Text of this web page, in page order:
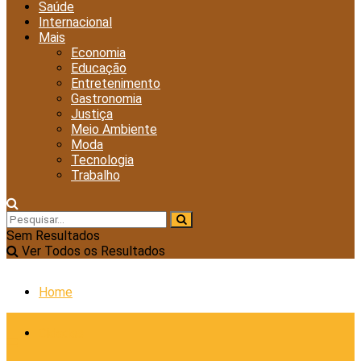
Saúde
Internacional
Mais
Economia
Educação
Entretenimento
Gastronomia
Justiça
Meio Ambiente
Moda
Tecnologia
Trabalho
Sem Resultados
Ver Todos os Resultados
Home